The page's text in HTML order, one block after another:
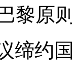
黎原
缔约